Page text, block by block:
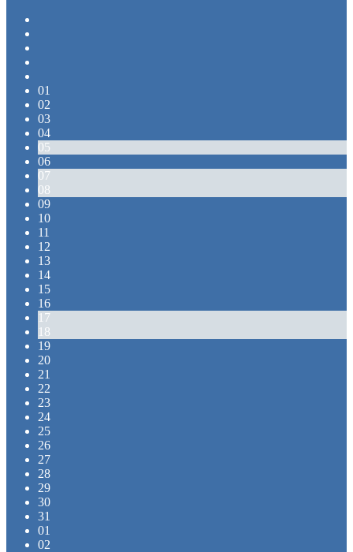
01
02
03
04
05
06
07
08
09
10
11
12
13
14
15
16
17
18
19
20
21
22
23
24
25
26
27
28
29
30
31
01
02